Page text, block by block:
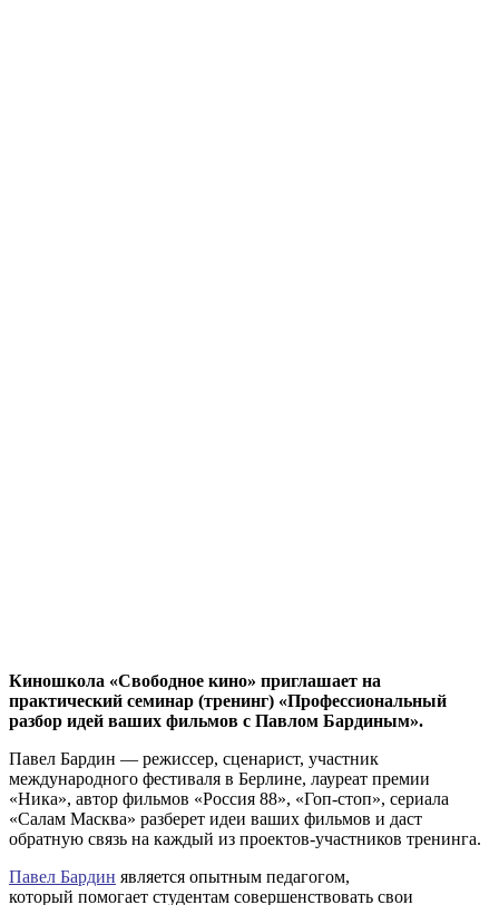
Киношкола «Свободное кино» приглашает на
практический семинар (тренинг) «Профессиональный
разбор идей ваших фильмов с Павлом Бардиным».
Павел Бардин — режиссер, сценарист, участник
международного фестиваля в Берлине, лауреат премии
«Ника», автор фильмов «Россия 88», «Гоп-стоп», сериала
«Салам Масква» разберет идеи ваших фильмов и даст
обратную связь на каждый из проектов-участников тренинга.
Павел Бардин является опытным педагогом,
который помогает студентам совершенствовать свои